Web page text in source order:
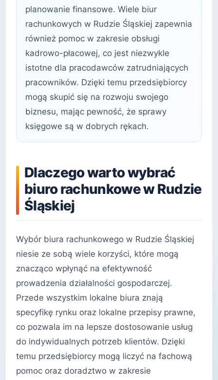
planowanie finansowe. Wiele biur
rachunkowych w Rudzie Śląskiej zapewnia
również pomoc w zakresie obsługi
kadrowo-płacowej, co jest niezwykle
istotne dla pracodawców zatrudniających
pracowników. Dzięki temu przedsiębiorcy
mogą skupić się na rozwoju swojego
biznesu, mając pewność, że sprawy
księgowe są w dobrych rękach.
Dlaczego warto wybrać
biuro rachunkowe w Rudzie
Śląskiej
Wybór biura rachunkowego w Rudzie Śląskiej
niesie ze sobą wiele korzyści, które mogą
znacząco wpłynąć na efektywność
prowadzenia działalności gospodarczej.
Przede wszystkim lokalne biura znają
specyfikę rynku oraz lokalne przepisy prawne,
co pozwala im na lepsze dostosowanie usług
do indywidualnych potrzeb klientów. Dzięki
temu przedsiębiorcy mogą liczyć na fachową
pomoc oraz doradztwo w zakresie